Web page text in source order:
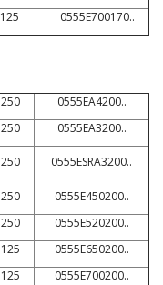
125 0555E700170..
250
0555EA4200..
250
0555EA3200..
250 0555ESRA3200..
250
0555E450200..
250
0555E520200..
125
0555E650200..
125 0555E700200..